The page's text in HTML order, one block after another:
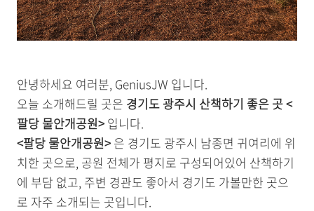
안녕하세요 여러분, GeniusJW 입니다.
오늘 소개해드릴 곳은 경기도 광주시 산책하기 좋은 곳 <
팔당 물안개공원>입니다.
<팔당 물안개공원>은 경기도 광주시 남종면 귀여리에 위
치한 곳으로, 공원 전체가 평지로 구성되어있어 산책하기
에 부담 없고, 주변 경관도 좋아서 경기도 가볼만한 곳으
로 자주 소개되는 곳입니다.